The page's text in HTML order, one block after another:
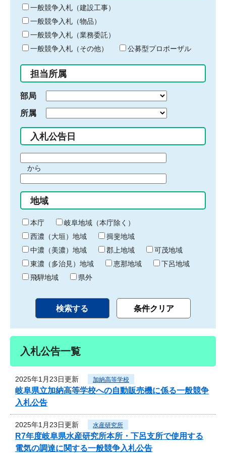
キ
ー
ワ
ー
ド
入
力
一般競争入札（建設工事）
一般競争入札（物品）
一般競争入札（業務委託）
一般競争入札（その他）
公募型プロポーザル
担当所属
部局
所属
入札公告日
間
始
り
から
間
終
わ
り
地域
本庁
岐阜地域（本庁除く）
西濃（大垣）地域
揖斐地域
中濃（美濃）地域
郡上地域
可茂地域
東濃（多治見）地域
恵那地域
下呂地域
飛騨地域
県外
入札公告一覧
2025年1月23日更新 加納高等学校
岐阜県立加納高等学校への自動販売機に係る一般競争
入札公告
2025年1月23日更新 水産研究所
R7年度岐阜県水産研究所本所・下呂支所で使用する
電気の調達に関する一般競争入札公告